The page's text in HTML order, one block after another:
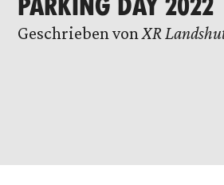
Geschrieben von XR